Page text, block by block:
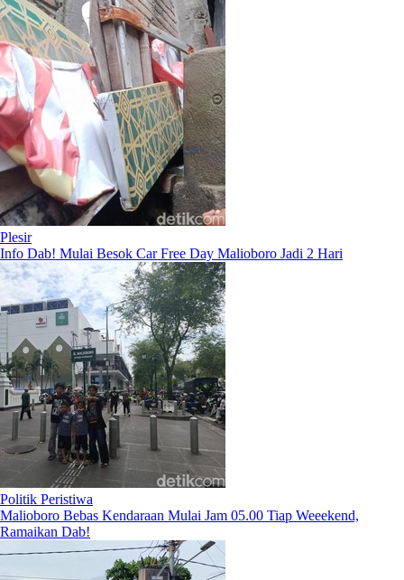
Plesir
Info Dab! Mulai Besok Car Free Day Malioboro Jadi 2 Hari
Politik Peristiwa
Malioboro Bebas Kendaraan Mulai Jam 05.00 Tiap Weeekend,
Ramaikan Dab!